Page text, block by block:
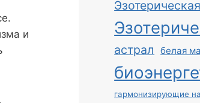
и
астрал белая
гармонизирующие